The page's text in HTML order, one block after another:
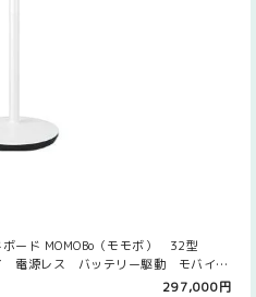
ード MOMOBo（モモボ） 32型
電源レス バッテリー駆動 モバイル
Web会議 ミーティング リモート 遠
297,000円